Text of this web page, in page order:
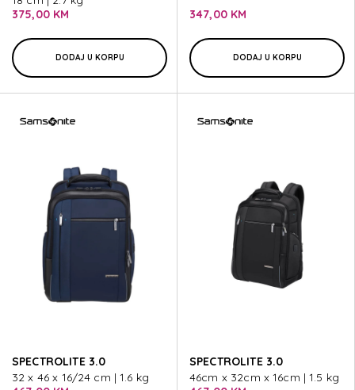
375,00 KM
DODAJ U KORPU
347,00 KM
DODAJ U KORPU
SPECTROLITE 3.0
32 x 46 x 16/24 cm | 1.6 kg
SPECTROLITE 3.0
46cm x 32cm x 16cm | 1.5 kg